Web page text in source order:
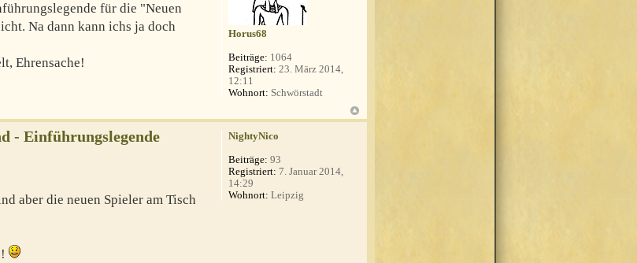
für die "Neuen
Na dann kann ichs ja doch
Ehrensache!
Horus68
Beiträge: 1064
Registriert: 23. März 2014,
12:11
Wohnort: Schwörstadt
- Einführungslegende
aber die neuen Spieler am Tisch
NightyNico
Beiträge: 93
Registriert: 7. Januar 2014,
14:29
Wohnort: Leipzig